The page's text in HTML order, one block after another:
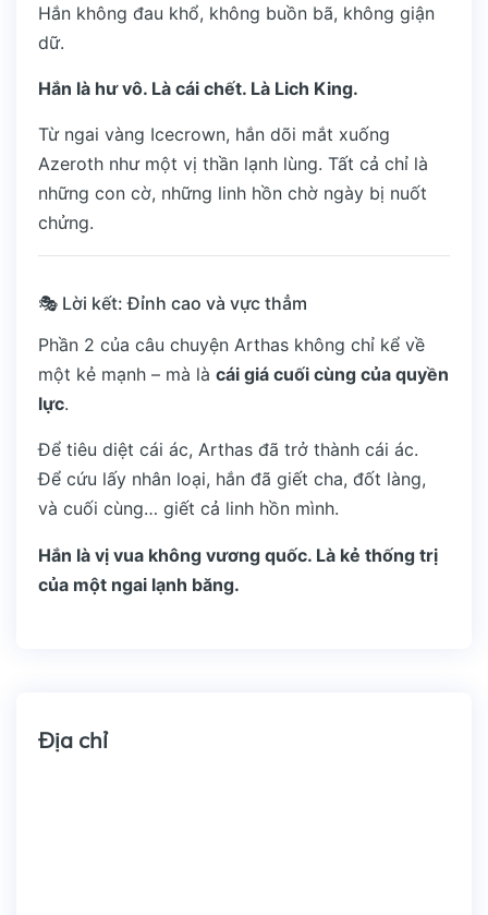
Hắn không đau khổ, không buồn bã, không giận
dữ.
Hắn là hư vô. Là cái chết. Là Lich King.
Từ ngai vàng Icecrown, hắn dõi mắt xuống
Azeroth như một vị thần lạnh lùng. Tất cả chỉ là
những con cờ, những linh hồn chờ ngày bị nuốt
chửng.
🎭 Lời kết: Đỉnh cao và vực thẳm
Phần 2 của câu chuyện Arthas không chỉ kể về
một kẻ mạnh – mà là cái giá cuối cùng của quyền
lực.
Để tiêu diệt cái ác, Arthas đã trở thành cái ác.
Để cứu lấy nhân loại, hắn đã giết cha, đốt làng,
và cuối cùng… giết cả linh hồn mình.
Hắn là vị vua không vương quốc. Là kẻ thống trị
của một ngai lạnh băng.
Địa chỉ